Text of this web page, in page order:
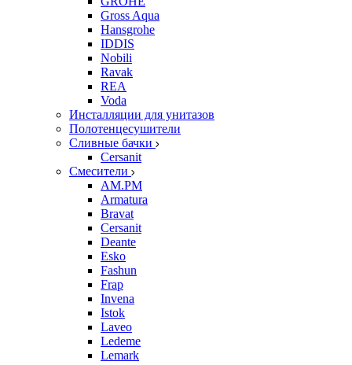
Gross Aqua
Hansgrohe
IDDIS
Nobili
Ravak
REA
Voda
Инсталляции для унитазов
Полотенцесушители
Сливные бачки
Cersanit
Смесители
AM.PM
Armatura
Bravat
Cersanit
Deante
Esko
Fashun
Frap
Invena
Istok
Laveo
Ledeme
Lemark